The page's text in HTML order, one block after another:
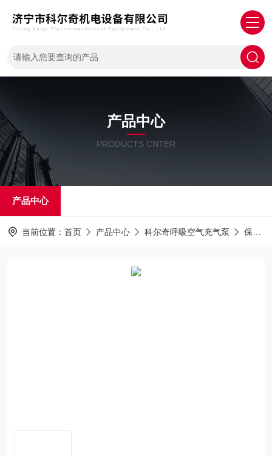
产品中心
PRODUCTS CNTER
产品中心
当前位置： 首页 产品中心 科尔奇呼吸空气充气泵 保养耗材